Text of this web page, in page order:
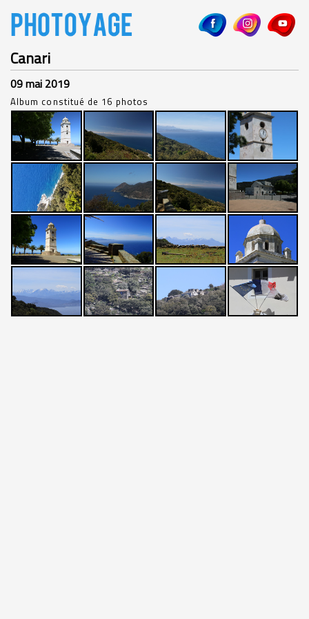
Canari
09 mai 2019
Album constitué de 16 photos